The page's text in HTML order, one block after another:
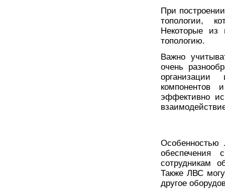
При
топологии,
Некоторые
топологию.
Важно
очень
компонентов
эффективно
Особенностью
обеспечения
сотрудникам
Также ЛВС
другое